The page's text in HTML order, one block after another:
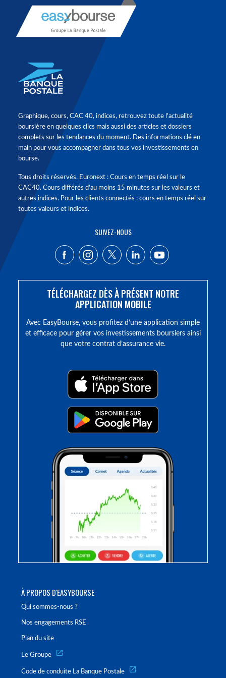
À PROPOS D'EASYBOURSE
Qui sommes-nous ?
Nos engagements RSE
Plan du site
Le Groupe
Code de conduite La Banque Postale
Graphique, cours, CAC 40, indices, retrouvez toute l'actualité
boursière en quelques clics mais aussi des articles et dossiers
complets sur les tendances du moment. Des informations clé en
main pour vous accompagner dans tous vos investissements en
bourse.
Tous droits réservés. Euronext : Cours en temps réel sur le
CAC40. Cours différés d'au moins 15 minutes sur les valeurs et
autres indices. Pour les clients connectés : cours en temps réel sur
toutes valeurs et indices.
SUIVEZ-NOUS
TÉLÉCHARGEZ DÈS À PRÉSENT NOTRE
APPLICATION MOBILE
Avec EasyBourse, vous profitez d’une application simple
et efficace pour gérer vos investissements boursiers ainsi
que votre contrat d’assurance vie.